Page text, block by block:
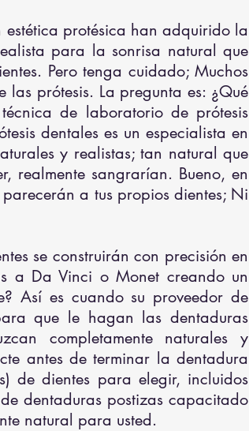
estética protésica han adquirido la
para la sonrisa natural que
Pero tenga cuidado; Muchos
prótesis. La pregunta es: ¿Qué
de laboratorio de prótesis
dentales es un especialista en
y realistas; tan natural que
realmente sangrarían. Bueno, en
a tus propios dientes; Ni
se construirán con precisión en
a Da Vinci o Monet creando un
Así es cuando su proveedor de
que le hagan las dentaduras
completamente naturales y
antes de terminar la dentadura
de dientes para elegir, incluidos
dentaduras postizas capacitado
natural para usted.